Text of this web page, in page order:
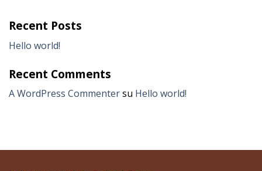
Recent Posts
Hello world!
Recent Comments
A WordPress Commentersu Hello world!